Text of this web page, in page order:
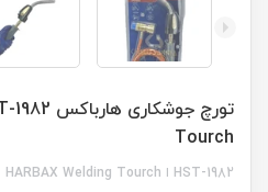
Tourch
HST-1982 ا HARBAX Welding Tourch